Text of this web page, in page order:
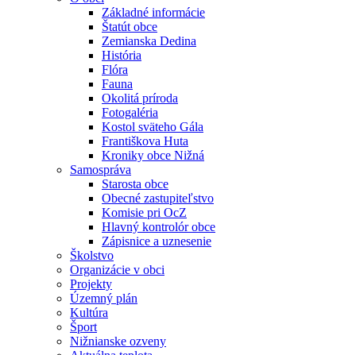
Základné informácie
Štatút obce
Zemianska Dedina
História
Flóra
Fauna
Okolitá príroda
Fotogaléria
Kostol sväteho Gála
Františkova Huta
Kroniky obce Nižná
Samospráva
Starosta obce
Obecné zastupiteľstvo
Komisie pri OcZ
Hlavný kontrolór obce
Zápisnice a uznesenie
Školstvo
Organizácie v obci
Projekty
Územný plán
Kultúra
Šport
Nižnianske ozveny